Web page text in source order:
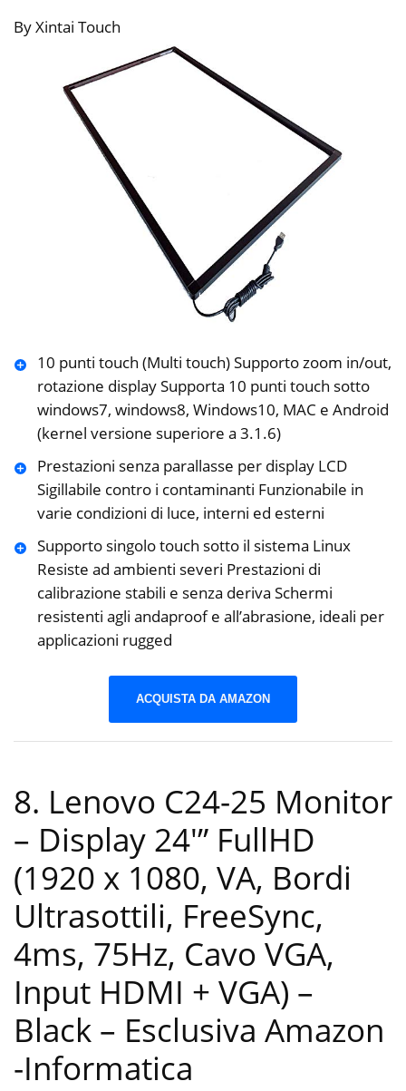
By Xintai Touch
10 punti touch (Multi touch) Supporto zoom in/out,
rotazione display Supporta 10 punti touch sotto
windows7, windows8, Windows10, MAC e Android
(kernel versione superiore a 3.1.6)
Prestazioni senza parallasse per display LCD
Sigillabile contro i contaminanti Funzionabile in
varie condizioni di luce, interni ed esterni
Supporto singolo touch sotto il sistema Linux
Resiste ad ambienti severi Prestazioni di
calibrazione stabili e senza deriva Schermi
resistenti agli andaproof e all’abrasione, ideali per
applicazioni rugged
ACQUISTA DA AMAZON
8. Lenovo C24-25 Monitor
– Display 24′” FullHD
(1920 x 1080, VA, Bordi
Ultrasottili, FreeSync,
4ms, 75Hz, Cavo VGA,
Input HDMI + VGA) –
Black – Esclusiva Amazon
-Informatica